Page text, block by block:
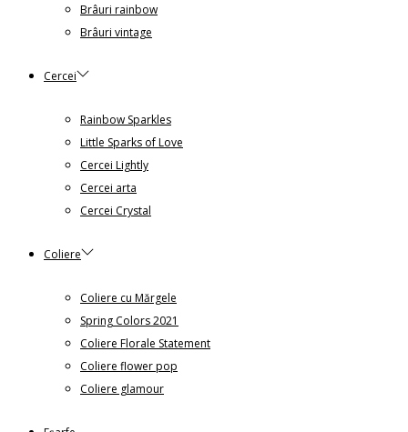
Brâuri rainbow
Brâuri vintage
Cercei
Rainbow Sparkles
Little Sparks of Love
Cercei Lightly
Cercei arta
Cercei Crystal
Coliere
Coliere cu Mărgele
Spring Colors 2021
Coliere Florale Statement
Coliere flower pop
Coliere glamour